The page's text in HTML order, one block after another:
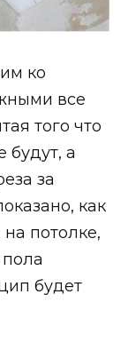
ко
все
того что
будут, а
за
как
потолке,
будет